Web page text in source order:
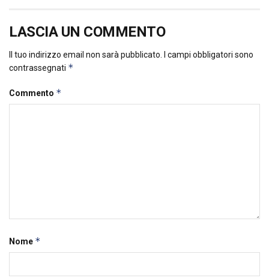
LASCIA UN COMMENTO
Il tuo indirizzo email non sarà pubblicato.
I campi obbligatori sono
contrassegnati *
Commento *
Nome *